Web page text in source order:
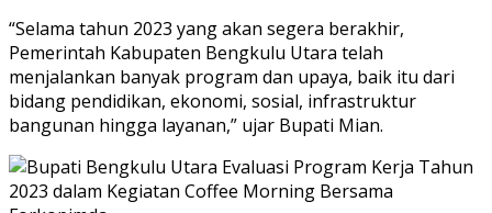
“Selama tahun 2023 yang akan segera berakhir,
Pemerintah Kabupaten Bengkulu Utara telah
menjalankan banyak program dan upaya, baik itu dari
bidang pendidikan, ekonomi, sosial, infrastruktur
bangunan hingga layanan,” ujar Bupati Mian.